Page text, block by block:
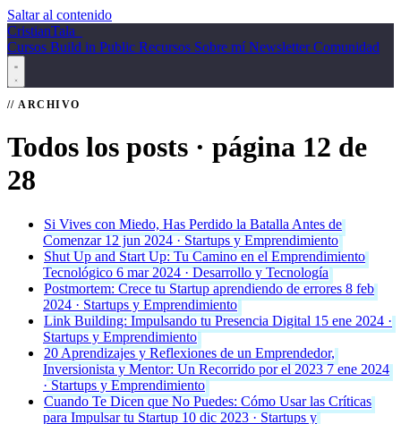
Saltar al contenido
CristianTala
Cursos Build in Public Recursos Sobre míNewsletterComunidad
ARCHIVO
Todos los posts · página 12 de
28
Si Vives con Miedo, Has Perdido la Batalla Antes de
Comenzar 12 jun 2024 · Startups y Emprendimiento
Shut Up and Start Up: Tu Camino en el Emprendimiento
Tecnológico 6 mar 2024 · Desarrollo y Tecnología
Postmortem: Crece tu Startup aprendiendo de errores 8 feb
2024 · Startups y Emprendimiento
Link Building: Impulsando tu Presencia Digital 15 ene 2024 ·
Startups y Emprendimiento
20 Aprendizajes y Reflexiones de un Emprendedor,
Inversionista y Mentor: Un Recorrido por el 2023 7 ene 2024
· Startups y Emprendimiento
Cuando Te Dicen que No Puedes: Cómo Usar las Críticas
para Impulsar tu Startup 10 dic 2023 · Startups y